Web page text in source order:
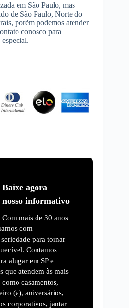
em São Paulo, mas
de São Paulo, Norte do
porém podemos atender
conosco para
Baixe agora
nosso informativo
Com mais de 30 anos
com
para tornar
Contamos
alugar em SP e
que atendem às mais
casamentos,
(a), aniversários,
corporativos, jantar